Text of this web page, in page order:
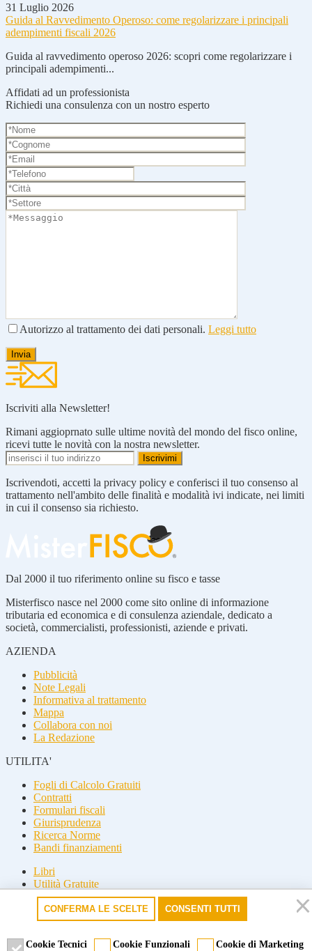
31 Luglio 2026
Guida al Ravvedimento Operoso: come regolarizzare i principali
adempimenti fiscali 2026
Guida al ravvedimento operoso 2026: scopri come regolarizzare i
principali adempimenti...
Affidati ad un professionista
Richiedi una consulenza con un nostro esperto
Autorizzo al trattamento dei dati personali. Leggi tutto
Iscriviti alla Newsletter!
Rimani aggioprnato sulle ultime novità del mondo del fisco online,
ricevi tutte le novità con la nostra newsletter.
Iscrivendoti, accetti la privacy policy e conferisci il tuo consenso al
trattamento nell'ambito delle finalità e modalità ivi indicate, nei limiti
in cui il consenso sia richiesto.
Dal 2000 il tuo riferimento online su fisco e tasse
Misterfisco nasce nel 2000 come sito online di informazione
tributaria ed economica e di consulenza aziendale, dedicato a
società, commercialisti, professionisti, aziende e privati.
AZIENDA
Pubblicità
Note Legali
Informativa al trattamento
Mappa
Collabora con noi
La Redazione
UTILITA'
Fogli di Calcolo Gratuiti
Contratti
Formulari fiscali
Giurisprudenza
Ricerca Norme
Bandi finanziamenti
Libri
Utilità Gratuite
Guide fiscali
Seguici
Seguici
CONFERMA LE SCELTE CONSENTI TUTTI
Cookie Tecnici Cookie Funzionali Cookie di Marketing